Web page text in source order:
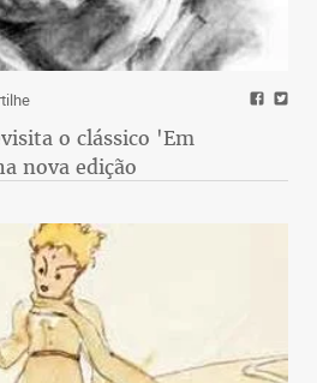
o clássico 'Em
nova edição